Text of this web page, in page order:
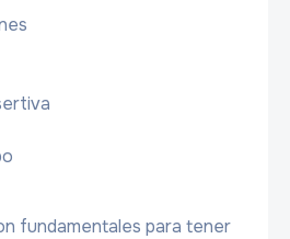
fundamentales para tener